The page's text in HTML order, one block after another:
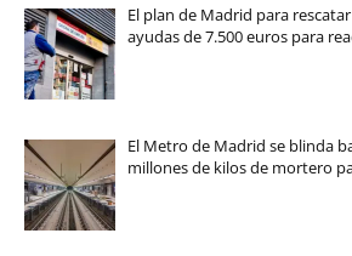
El plan de Madrid para
ayudas de 7.500 euros para
El Metro de Madrid se blinda
millones de kilos de mortero